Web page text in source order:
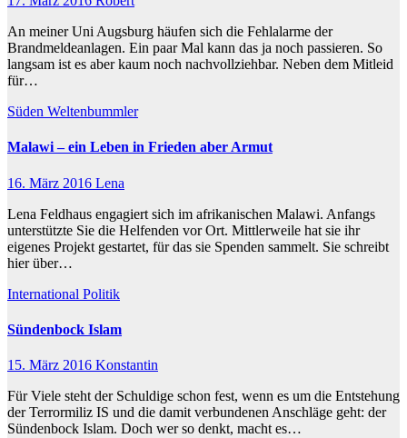
An meiner Uni Augsburg häufen sich die Fehlalarme der
Brandmeldeanlagen. Ein paar Mal kann das ja noch passieren. So
langsam ist es aber kaum noch nachvollziehbar. Neben dem Mitleid
für…
Süden Weltenbummler
Malawi – ein Leben in Frieden aber Armut
16. März 2016 Lena
Lena Feldhaus engagiert sich im afrikanischen Malawi. Anfangs
unterstützte Sie die Helfenden vor Ort. Mittlerweile hat sie ihr
eigenes Projekt gestartet, für das sie Spenden sammelt. Sie schreibt
hier über…
International Politik
Sündenbock Islam
15. März 2016 Konstantin
Für Viele steht der Schuldige schon fest, wenn es um die Entstehung
der Terrormiliz IS und die damit verbundenen Anschläge geht: der
Sündenbock Islam. Doch wer so denkt, macht es…